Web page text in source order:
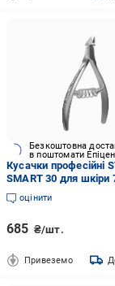
Безкоштовна
в поштомати
Кусачки професійні
SMART 30 для
30-7)
оцінити
685 ₴/шт.
Привеземо